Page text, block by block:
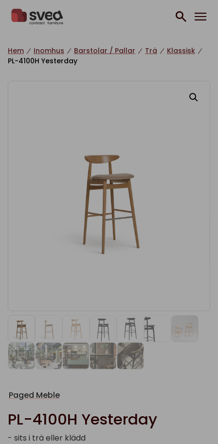
Hem Inomhus Barstolar / Pallar Trä
Klassisk
PL-4100H Yesterday
Paged Meble
PL-4100H Yesterday
- sits i trä eller klädd